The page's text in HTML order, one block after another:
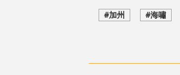
#加州 #海嘯